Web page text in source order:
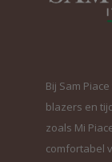
Bij Sam
blazers en
zoals Mi
comfortabel